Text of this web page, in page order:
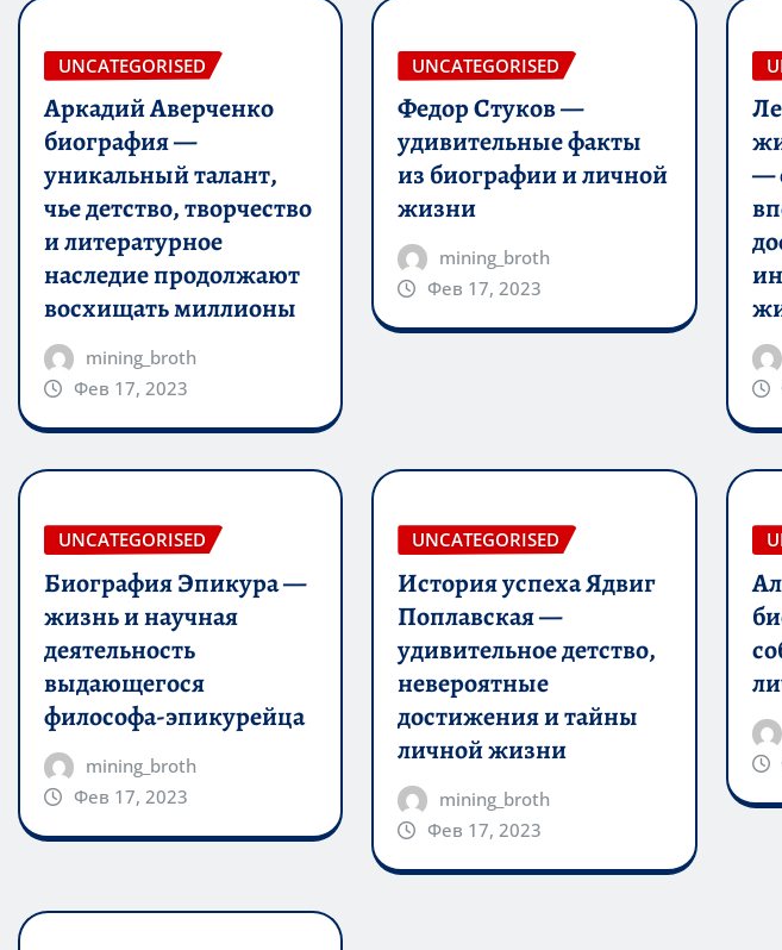
UNCATEGORISED
Аркадий Аверченко
биография —
уникальный талант,
чье детство, творчество
и литературное
наследие продолжают
восхищать миллионы
mining_broth
Фев 17, 2023
UNCATEGORISED
Федор Стуков —
удивительные факты
из биографии и личной
жизни
mining_broth
Фев 17, 2023
—
UNCATEGORISED
Биография Эпикура —
жизнь и научная
деятельность
выдающегося
философа-эпикурейца
mining_broth
Фев 17, 2023
UNCATEGORISED
История успеха Ядвиг
Поплавская —
удивительное детство,
невероятные
достижения и тайны
личной жизни
mining_broth
Фев 17, 2023